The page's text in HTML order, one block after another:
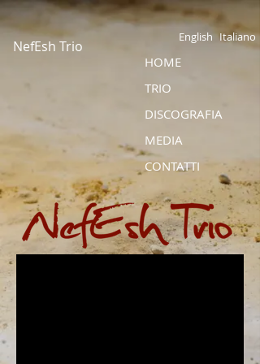
NefEsh Trio
Italiano
English
HOME
TRIO
DISCOGRAFIA
MEDIA
CONTATTI